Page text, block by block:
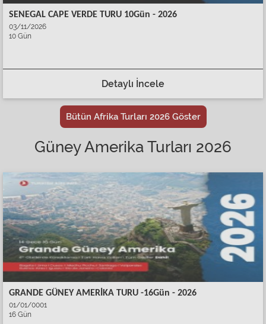
SENEGAL CAPE VERDE TURU 10Gün - 2026
03/11/2026
10 Gün
Detaylı İncele
Bütün Afrika Turları 2026 Göster
Güney Amerika Turları 2026
GRANDE GÜNEY AMERİKA TURU -16Gün - 2026
01/01/0001
16 Gün